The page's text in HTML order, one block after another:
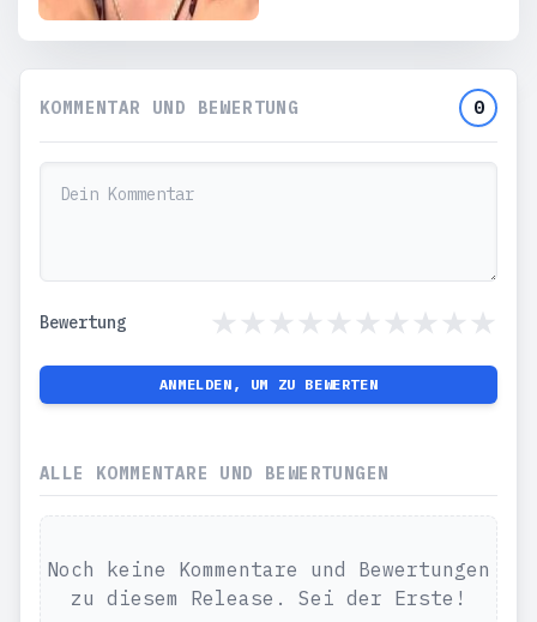
KOMMENTAR UND BEWERTUNG 0
Bewertung
ANMELDEN, UM ZU BEWERTEN
ALLE KOMMENTARE UND BEWERTUNGEN
Noch keine Kommentare und Bewertungen
zu diesem Release. Sei der Erste!